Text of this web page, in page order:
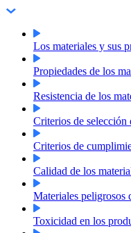
Los materiales y sus
Propiedades de los
Resistencia de los
Criterios de selección
Criterios de
Calidad de los
Materiales peligrosos
Toxicidad en los